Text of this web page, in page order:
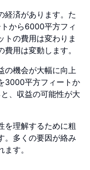
経済があります。た
から6000平方フィ
トの費用は変わりま
用は変動します。
の機会が大幅に向上
3000平方フィートか
、収益の可能性が大
を理解するために粗
。多くの要因が絡み
す。